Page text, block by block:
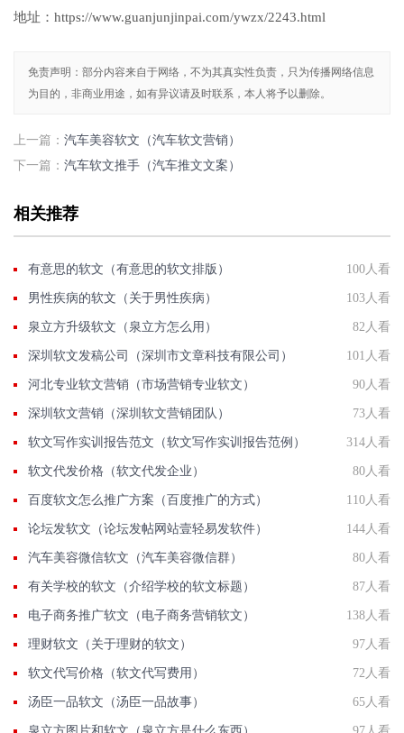
地址：https://www.guanjunjinpai.com/ywzx/2243.html
免责声明：部分内容来自于网络，不为其真实性负责，只为传播网络信息
为目的，非商业用途，如有异议请及时联系，本人将予以删除。
上一篇： 汽车美容软文（汽车软文营销）
下一篇： 汽车软文推手（汽车推文文案）
相关推荐
有意思的软文（有意思的软文排版） 100人看
男性疾病的软文（关于男性疾病） 103人看
泉立方升级软文（泉立方怎么用） 82人看
深圳软文发稿公司（深圳市文章科技有限公司） 101人看
河北专业软文营销（市场营销专业软文） 90人看
深圳软文营销（深圳软文营销团队） 73人看
软文写作实训报告范文（软文写作实训报告范例） 314人看
软文代发价格（软文代发企业） 80人看
百度软文怎么推广方案（百度推广的方式） 110人看
论坛发软文（论坛发帖网站壹轻易发软件） 144人看
汽车美容微信软文（汽车美容微信群） 80人看
有关学校的软文（介绍学校的软文标题） 87人看
电子商务推广软文（电子商务营销软文） 138人看
理财软文（关于理财的软文） 97人看
软文代写价格（软文代写费用） 72人看
汤臣一品软文（汤臣一品故事） 65人看